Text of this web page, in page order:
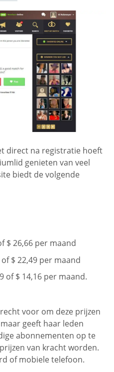
direct na registratie hoeft
genieten van veel
biedt de volgende
$ 26,66 per maand
$ 22,49 per maand
of $ 14,16 per maand.
voor om deze prijzen
geeft haar leden
abonnementen op te
van kracht worden.
of mobiele telefoon.